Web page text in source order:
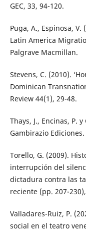
GEC, 33, 94-120.
Puga, A., Espinosa,
Latin America
Palgrave Macmillan.
Stevens, C. (2010).
Dominican
Review 44(1), 29-48.
Thays, J., Encinas, P.
Gambirazio Ediciones.
Torello, G. (2009).
interrupción del
dictadura contra las
reciente (pp. 207-
Valladares-Ruiz, P.
social en el teatro